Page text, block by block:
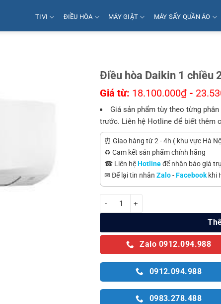
TIVI ĐIỀU HÒA MÁY GIẶT MÁY SẤY QUẦN ÁO
Điều hòa Daikin 1 chiều
Giá từ: 18.100.000₫ -
Giá sản phẩm tùy theo từng
trước. Liên hệ Hotline để biết thêm
⏰ Giao hàng từ 2 - 4h ( khu vực Hà
♻️ Cam kết sản phẩm chính hãng
☎ Liên hệHotlineđể nhận báo giá
✉ Để lại tin nhắn Zalo-Facebook khi
Điều hòa Daikin 1 chiều 28000 BTU
Zalo 0912.094.988
0912.094.988
0983.278.488